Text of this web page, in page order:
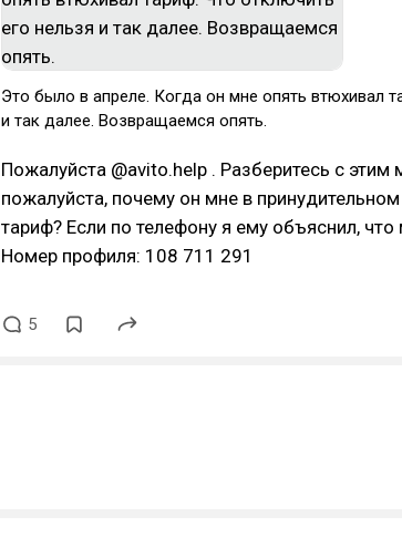
Это было в апреле. Когда он мне опять втюхивал
и так далее. Возвращаемся опять.
Пожалуйста @avito.help . Разберитесь с
пожалуйста, почему он мне в
тариф? Если по телефону я ему объяснил,
Номер профиля: 108 711 291
5